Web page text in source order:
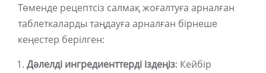
Төменде рецептсіз салмақ жоғалтуға арналған
таблеткаларды таңдауға арналған бірнеше
кеңестер берілген:
Дәлелді ингредиенттерді іздеңіз: Кейбір